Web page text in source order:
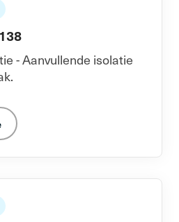
- Aanvullende isolatie